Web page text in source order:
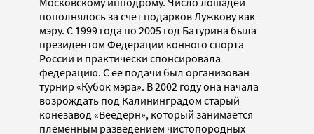
пополнялось за счет подарков Лужкову как
мэру. С 1999 года по 2005 год Батурина была
президентом Федерации конного спорта
России и практически спонсировала
федерацию. С ее подачи был организован
турнир «Кубок мэра». В 2002 году она начала
возрождать под Калининградом старый
конезавод «Веедерн», который занимается
племенным разведением чистопородных